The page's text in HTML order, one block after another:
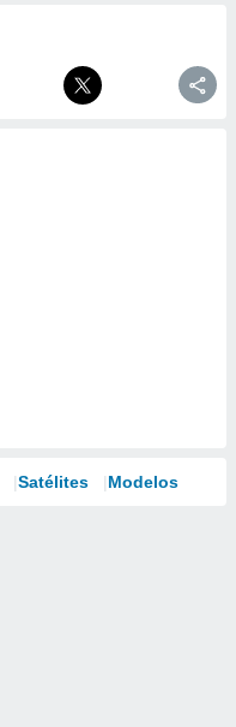
Satélites Modelos